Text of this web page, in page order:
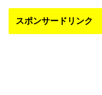
スポンサードリンク